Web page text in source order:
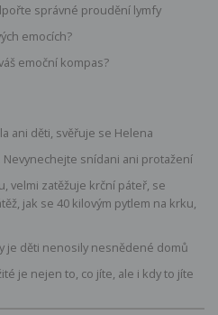
správné proudění lymfy
emocích?
emoční kompas?
ani děti, svěřuje se Helena
snídani ani protažení
velmi zatěžuje krční páteř, se
jak se 40 kilovým pytlem na krku,
je děti nenosily nesnědené domů
je nejen to, co jíte, ale i kdy to jíte